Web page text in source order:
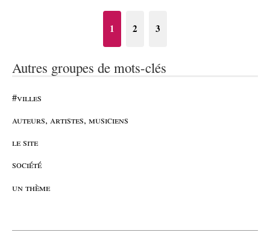
1 2 3
Autres groupes de mots-clés
#villes
auteurs, artistes, musiciens
le site
société
un thème